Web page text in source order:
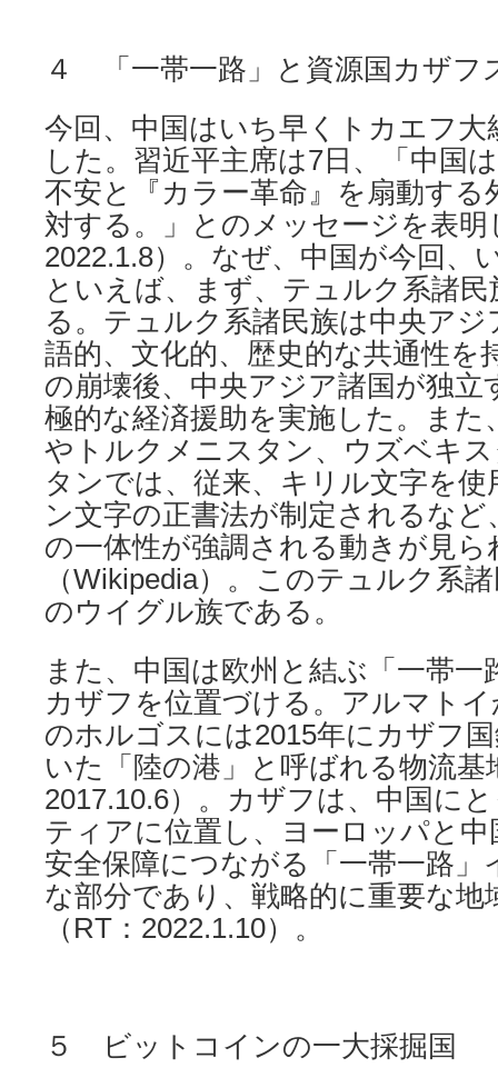
４ 「一帯一路」と資源国カザフ
今回、中国はいち早くトカエフ大
した。習近平主席は7日、「中国
不安と『カラー革命』を扇動する
対する。」とのメッセージを表明
2022.1.8）。なぜ、中国が今回、
といえば、まず、テュルク系諸
る。テュルク系諸民族は中央ア
語的、文化的、歴史的な共通性を
の崩壊後、中央アジア諸国が独
極的な経済援助を実施した。ま
やトルクメニスタン、ウズベキ
タンでは、従来、キリル文字を
ン文字の正書法が制定されるな
の一体性が強調される動きが見ら
（Wikipedia）。このテュルク系
のウイグル族である。
また、中国は欧州と結ぶ「一帯一
カザフを位置づける。アルマト
のホルゴスには2015年にカザフ
いた「陸の港」と呼ばれる物流基
2017.10.6）。カザフは、中国に
ティアに位置し、ヨーロッパと
安全保障につながる「一帯一路
な部分であり、戦略的に重要な地
（RT：2022.1.10）。
５ ビットコインの一大採掘国